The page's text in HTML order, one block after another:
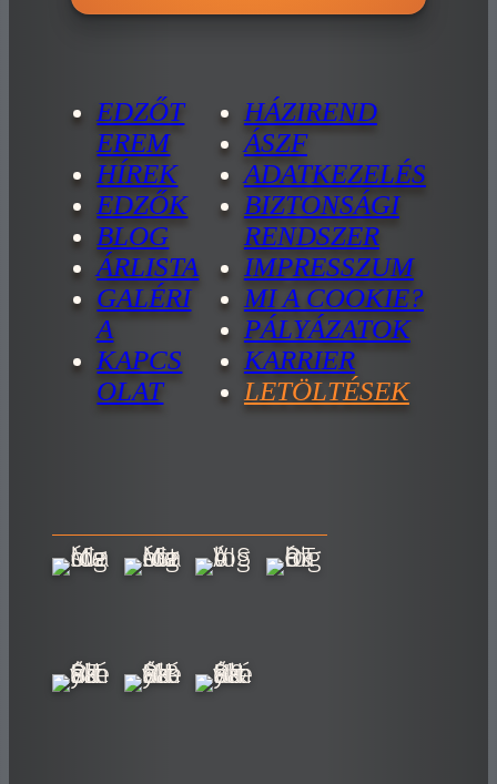
EDZŐT
EREM
HÍREK
EDZŐK
BLOG
ÁRLISTA
GALÉRI
A
KAPCS
OLAT
HÁZIREND
ÁSZF
ADATKEZELÉS
BIZTONSÁGI
RENDSZER
IMPRESSZUM
MI A COOKIE?
PÁLYÁZATOK
KARRIER
LETÖLTÉSEK